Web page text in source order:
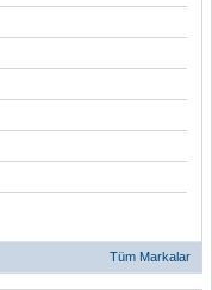
Tüm Markalar